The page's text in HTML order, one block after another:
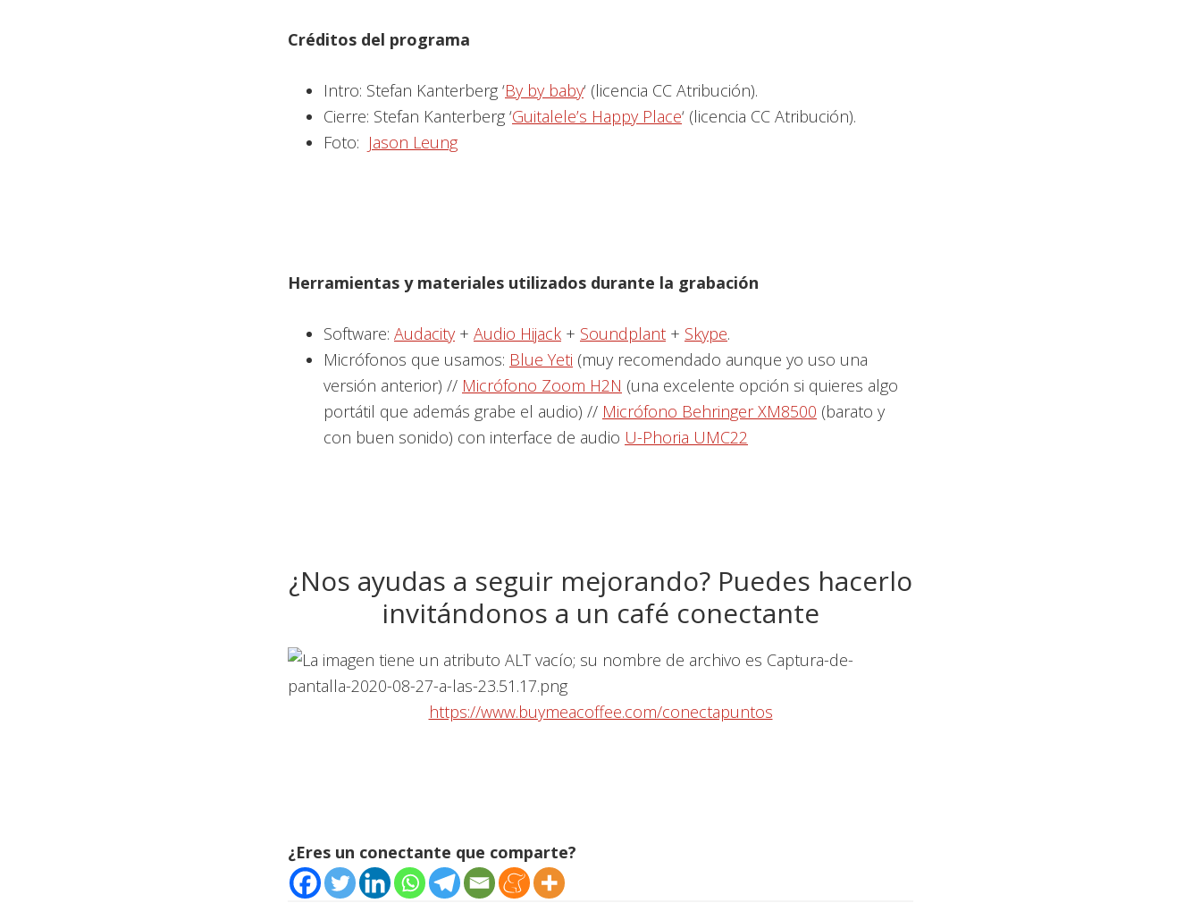
Créditos del programa
Intro: Stefan Kanterberg ‘By by baby‘ (licencia CC Atribución).
Cierre: Stefan Kanterberg ‘Guitalele’s Happy Place‘ (licencia CC Atribución).
Foto: Jason Leung
Herramientas y materiales utilizados durante la grabación
Software: Audacity + Audio Hijack + Soundplant + Skype.
Micrófonos que usamos: Blue Yeti (muy recomendado aunque yo uso una
versión anterior) // Micrófono Zoom H2N (una excelente opción si quieres algo
portátil que además grabe el audio) // Micrófono Behringer XM8500 (barato y
con buen sonido) con interface de audio U-Phoria UMC22
¿Nos ayudas a seguir mejorando? Puedes hacerlo
invitándonos a un café conectante
https://www.buymeacoffee.com/conectapuntos
¿Eres un conectante que comparte?